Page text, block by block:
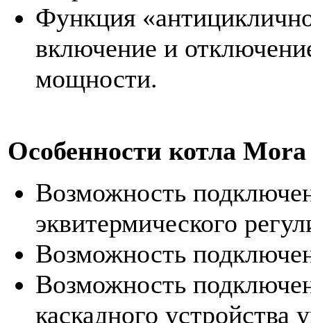
Функция
включение и
мощности.
Особенности котла
Возможность
эквитермического
Возможность
Возможность
каскадного устройства